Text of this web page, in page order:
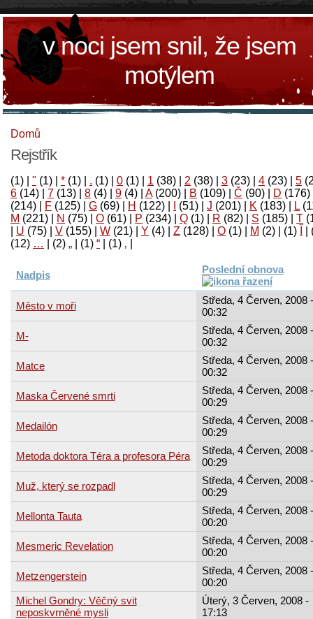
v noci jsem snil, že jsem
motýlem
Domů
Rejstřík
(1) " (1) * (1) . (1) 0 (1) 1 (38) 2 (38) 3 (23) 4 (23) 5
6 (14) 7 (13) 8 (4) 9 (4) A(200) B (109) Č (90) D (176)
(214)
F (125) G (69) H (122) (51) J (201) K (183) L
M (221) N (75) O (61) P (234) Q (1) R (82) S (185) T
U (75) V (155) W (21) Y (4) Z (128) Ο (1) М (2)
(1)
‚
(1)
“
(1)
„
(2)
…
(12)
Nadpis Poslední obnova
Město v moři
Středa, 4 Červen, 2008 -
00:32
M-
Středa, 4 Červen, 2008 -
00:32
Matce
Středa, 4 Červen, 2008 -
00:32
Maska Červené smrti
Středa, 4 Červen, 2008 -
00:29
Medailón
Středa, 4 Červen, 2008 -
00:29
Metoda doktora Téra a profesora Péra
Středa, 4 Červen, 2008 -
00:29
Muž, který se rozpadl
Středa, 4 Červen, 2008 -
00:29
Mellonta Tauta
Středa, 4 Červen, 2008 -
00:20
Mesmeric Revelation
Středa, 4 Červen, 2008 -
00:20
Metzengerstein
Středa, 4 Červen, 2008 -
00:20
Michel Gondry: Věčný svit
neposkvrněné mysli
Úterý, 3 Červen, 2008 -
17:13